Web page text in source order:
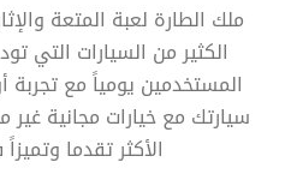
ملك الطارة لعبة المتعة
الكثير من السيارات التي
المستخدمين يومياً مع تجربة
سيارتك مع خيارات مجانية
الأكثر تقدما